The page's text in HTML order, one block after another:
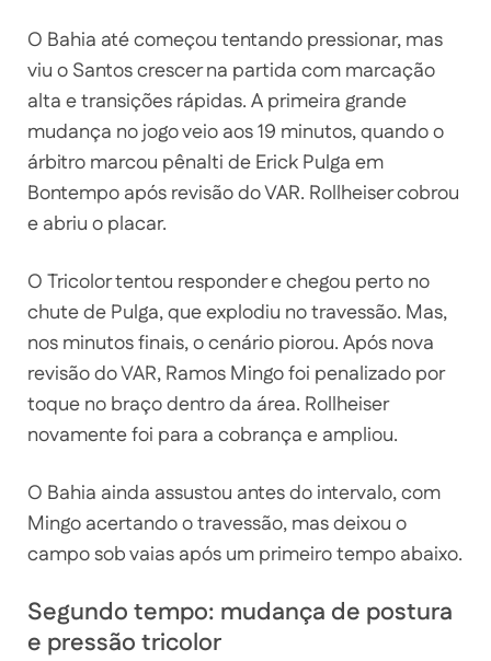
O Bahia até começou tentando pressionar, mas
viu o Santos crescer na partida com marcação
alta e transições rápidas. A primeira grande
mudança no jogo veio aos 19 minutos, quando o
árbitro marcou pênalti de Erick Pulga em
Bontempo após revisão do VAR. Rollheiser cobrou
e abriu o placar.
O Tricolor tentou responder e chegou perto no
chute de Pulga, que explodiu no travessão. Mas,
nos minutos finais, o cenário piorou. Após nova
revisão do VAR, Ramos Mingo foi penalizado por
toque no braço dentro da área. Rollheiser
novamente foi para a cobrança e ampliou.
O Bahia ainda assustou antes do intervalo, com
Mingo acertando o travessão, mas deixou o
campo sob vaias após um primeiro tempo abaixo.
Segundo tempo: mudança de postura
e pressão tricolor